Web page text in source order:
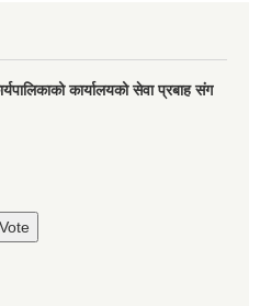
कार्यालयको सेवा प्रबाह संग